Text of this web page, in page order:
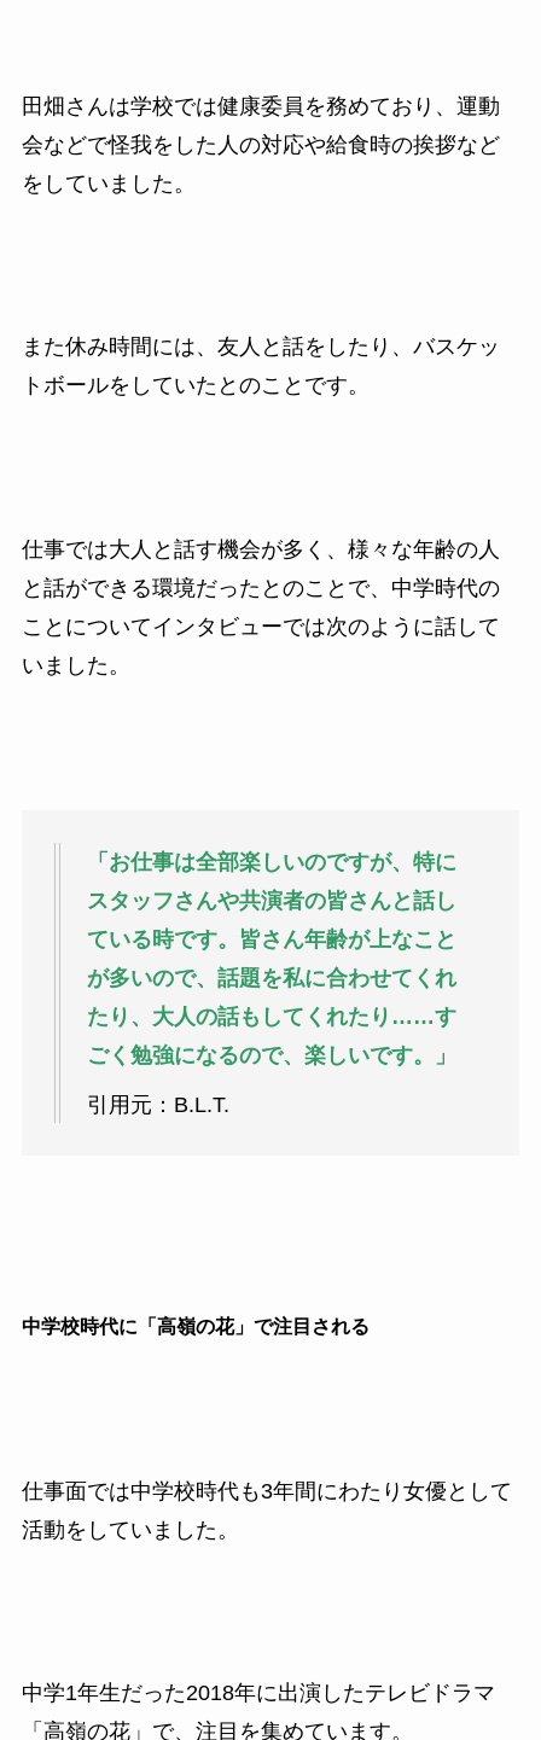
田畑さんは学校では健康委員を務めており、運動
会などで怪我をした人の対応や給食時の挨拶など
をしていました。
また休み時間には、友人と話をしたり、バスケッ
トボールをしていたとのことです。
仕事では大人と話す機会が多く、様々な年齢の人
と話ができる環境だったとのことで、中学時代の
ことについてインタビューでは次のように話して
いました。
「お仕事は全部楽しいのですが、特に
スタッフさんや共演者の皆さんと話し
ている時です。皆さん年齢が上なこと
が多いので、話題を私に合わせてくれ
たり、大人の話もしてくれたり……す
ごく勉強になるので、楽しいです。」
引用元：B.L.T.
中学校時代に「高嶺の花」で注目される
仕事面では中学校時代も3年間にわたり女優として
活動をしていました。
中学1年生だった2018年に出演したテレビドラマ
「高嶺の花」で、注目を集めています。